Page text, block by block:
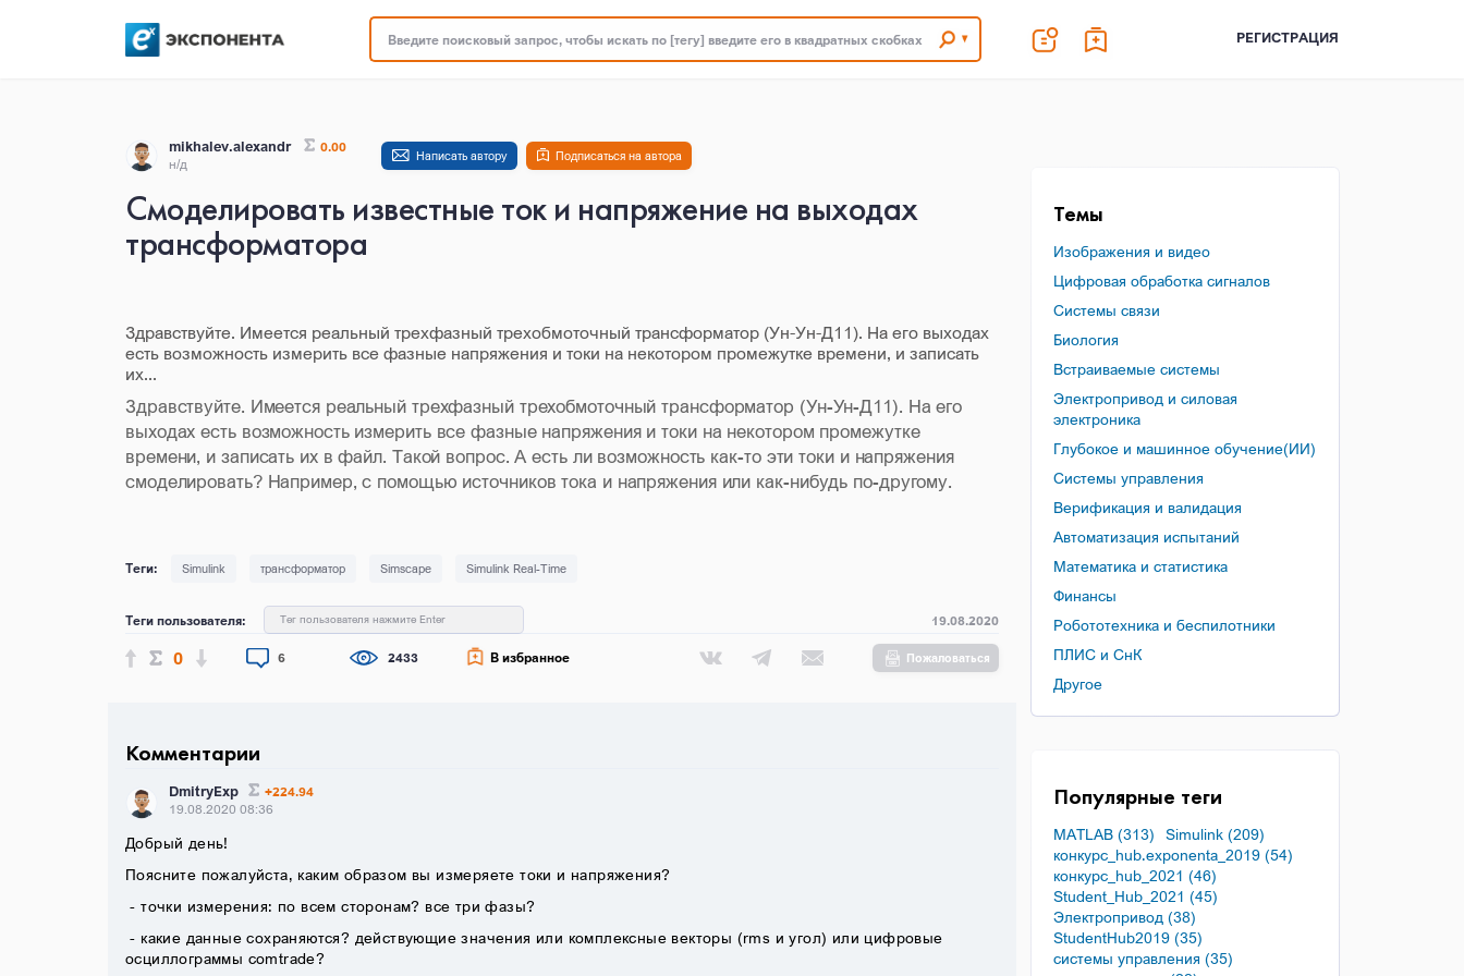
Введите поисковый запрос, чтобы искать по [тегу] введите его в квадратных скобках РЕГИСТРАЦИЯ
mikhalev.alexandr
0.00
н/д
Написать автору Подписаться на автора
Смоделировать известные ток и напряжение на выходах
трансформатора
Здравствуйте. Имеется реальный трехфазный трехобмоточный трансформатор (Ун-Ун-Д11). На его выходах
есть возможность измерить все фазные напряжения и токи на некотором промежутке времени, и записать
их...
Здравствуйте. Имеется реальный трехфазный трехобмоточный трансформатор (Ун-Ун-Д11). На его
выходах есть возможность измерить все фазные напряжения и токи на некотором промежутке
времени, и записать их в файл. Такой вопрос. А есть ли возможность как-то эти токи и напряжения
смоделировать? Например, с помощью источников тока и напряжения или как-нибудь по-другому.
Simulink трансформатор Simscape Simulink Real-Time
Теги пользователя: Тег пользователя нажмите Enter 19.08.2020
0 6 2433 В избранное Пожаловаться
Комментарии
DmitryExp
+224.94
19.08.2020 08:36
Добрый день!
Поясните пожалуйста, каким образом вы измеряете токи и напряжения?
- точки измерения: по всем сторонам? все три фазы?
- какие данные сохраняются? действующие значения или комплексные векторы (rms и угол) или цифровые
осциллограммы comtrade?
Темы
Изображения и видео
Цифровая обработка сигналов
Системы связи
Биология
Встраиваемые системы
Электропривод и силовая
электроника
Глубокое и машинное обучение(ИИ)
Системы управления
Верификация и валидация
Автоматизация испытаний
Математика и статистика
Финансы
Робототехника и беспилотники
ПЛИС и СнК
Другое
Популярные теги
MATLAB (313)
Simulink (209)
конкурс_hub.exponenta_2019 (54)
конкурс_hub_2021 (46)
Student_Hub_2021 (45)
Электропривод (38)
StudentHub2019 (35)
системы управления (35)